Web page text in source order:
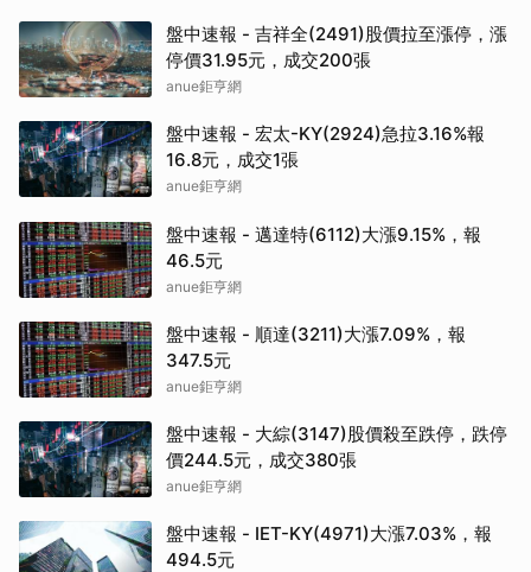
盤中速報 - 吉祥全(2491)股價拉至漲停，漲
停價31.95元，成交200張
anue鉅亨網
盤中速報 - 宏太-KY(2924)急拉3.16%報
16.8元，成交1張
anue鉅亨網
盤中速報 - 邁達特(6112)大漲9.15%，報
46.5元
anue鉅亨網
盤中速報 - 順達(3211)大漲7.09%，報
347.5元
anue鉅亨網
盤中速報 - 大綜(3147)股價殺至跌停，跌停
價244.5元，成交380張
anue鉅亨網
盤中速報 - IET-KY(4971)大漲7.03%，報
494.5元